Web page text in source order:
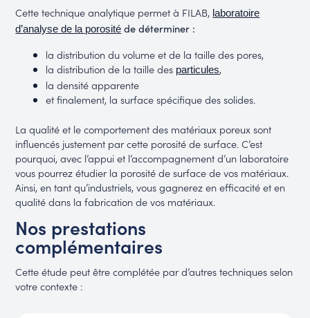
Cette technique analytique permet à FILAB, laboratoire
d’analyse de la porosité de déterminer :
la distribution du volume et de la taille des pores,
la distribution de la taille des particules,
la densité apparente
et finalement, la surface spécifique des solides.
La qualité et le comportement des matériaux poreux sont
influencés justement par cette porosité de surface. C’est
pourquoi, avec l’appui et l’accompagnement d’un laboratoire
vous pourrez étudier la porosité de surface de vos matériaux.
Ainsi, en tant qu’industriels, vous gagnerez en efficacité et en
qualité dans la fabrication de vos matériaux.
Nos prestations
complémentaires
Cette étude peut être complétée par d’autres techniques selon
votre contexte :